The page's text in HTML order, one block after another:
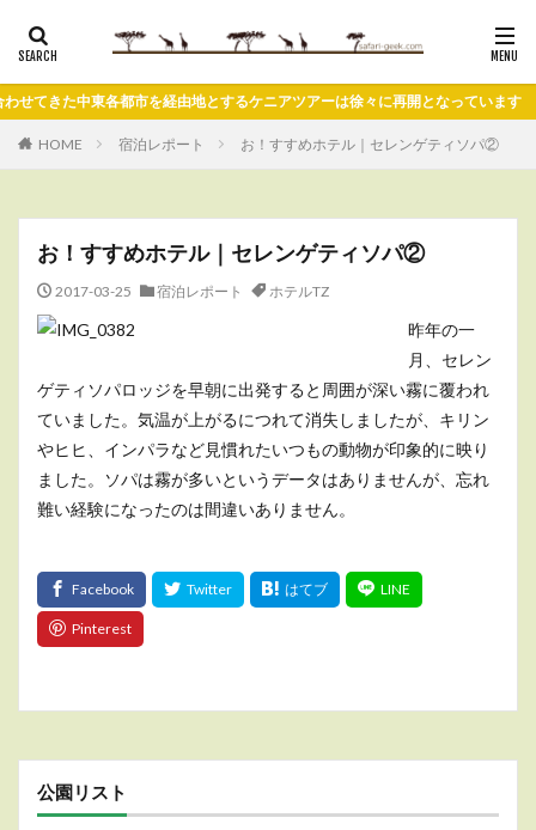
た中東各都市を経由地とするケニアツアーは徐々に再開となっています
HOME 宿泊レポート お！すすめホテル｜セレンゲティソパ②
お！すすめホテル｜セレンゲティソパ②
2017-03-25 宿泊レポート ホテルTZ
昨年の一
月、セレン
ゲティソパロッジを早朝に出発すると周囲が深い霧に覆われ
ていました。気温が上がるにつれて消失しましたが、キリン
やヒヒ、インパラなど見慣れたいつもの動物が印象的に映り
ました。ソパは霧が多いというデータはありませんが、忘れ
難い経験になったのは間違いありません。
公園リスト